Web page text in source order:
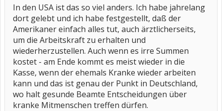
In den USA ist das so viel anders. Ich habe jahrelang
dort gelebt und ich habe festgestellt, daß der
Amerikaner einfach alles tut, auch ärztlicherseits,
um die Arbeitskraft zu erhalten und
wiederherzustellen. Auch wenn es irre Summen
kostet - am Ende kommt es meist wieder in die
Kasse, wenn der ehemals Kranke wieder arbeiten
kann und das ist genau der Punkt in Deutschland,
wo halt gesunde Beamte Entscheidungen über
kranke Mitmenschen treffen dürfen.